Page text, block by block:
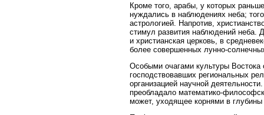
Кроме того, арабы, у которых
нуждались в наблюдениях неба;
астрологией. Напротив,
стимул развития наблюдений неба.
и христианская церковь, в
более совершенных лунно-
Особыми очагами культуры
господствовавших региональных
организацией научной
преобладало математико-
может, уходящее корнями в